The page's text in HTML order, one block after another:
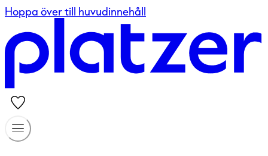
Hoppa över till huvudinnehåll